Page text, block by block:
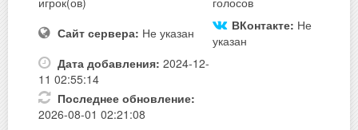
Сайт сервера: Не указан ВКонтакте: Не
указан
Дата добавления: 2024-12-
11 02:55:14
Последнее обновление:
2026-08-01 02:21:08